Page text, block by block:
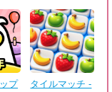
プ
タイルマッチ -